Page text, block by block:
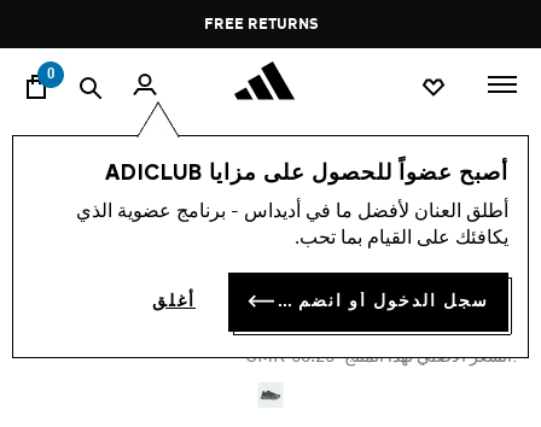
Pause
promotion
rotation
FREE RETURNS
0
أصبح عضواً للحصول على مزايا ADICLUB
أطلق العنان لأفضل ما في أديداس - برنامج عضوية الذي
يكافئك على القيام بما تحب.
سجل الدخول أو انضم الآن أغلق
النساء
-45%
حذاء LIGHTBLAZE
OMR 25.13
:السعر الأصلي لهذا المنتج Price reduced from
OMR 50.25
to